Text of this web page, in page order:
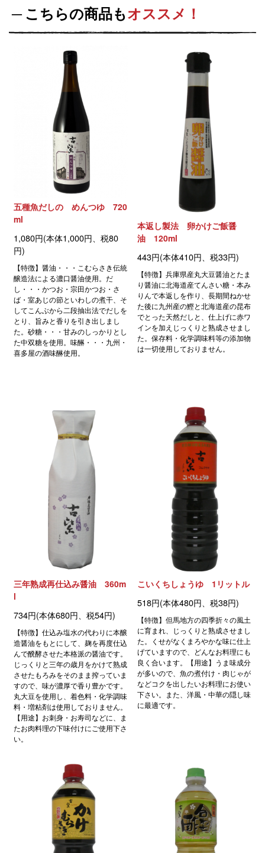
こちらの商品もオススメ！
五種魚だしの めんつゆ 720
ml
1,080円(本体1,000円、税80
円)
【特徴】醤油・・・こむらさき伝統
醸造法による濃口醤油使用。だ
し・・・かつお・宗田かつお・さ
ば・室あじの節といわしの煮干、そ
してこんぶから二段抽出法でだしを
とり、旨みと香りを引き出しまし
た。砂糖・・・甘みのしっかりとし
た中双糖を使用。味醂・・・九州・
喜多屋の酒味醂使用。
本返し製法 卵かけご飯醤
油 120ml
443円(本体410円、税33円)
【特徴】兵庫県産丸大豆醤油とたま
り醤油に北海道産てんさい糖・本み
りんで本返しを作り、長期間ねかせ
た後に九州産の鰹と北海道産の昆布
でとった天然だしと、仕上げに赤ワ
インを加えじっくりと熟成させまし
た。保存料・化学調味料等の添加物
は一切使用しておりません。
三年熟成再仕込み醤油 360m
l
734円(本体680円、税54円)
【特徴】仕込み塩水の代わりに本醸
造醤油をもとにして、麹を再度仕込
んで醗酵させた本格派の醤油です。
じっくりと三年の歳月をかけて熟成
させたもろみをそのまま搾っていま
すので、味が濃厚で香り豊かです。
丸大豆を使用し、着色料・化学調味
料・増粘剤は使用しておりません。
【用途】お刺身・お寿司などに、ま
たお肉料理の下味付けにご使用下さ
い。
こいくちしょうゆ 1リットル
518円(本体480円、税38円)
【特徴】但馬地方の四季折々の風土
に育まれ、じっくりと熟成させまし
た。くせがなくまろやかな味に仕上
げていますので、どんなお料理にも
良く合います。【用途】うま味成分
が多いので、魚の煮付け・肉じゃが
などコクを出したいお料理にお使い
下さい。また、洋風・中華の隠し味
に最適です。